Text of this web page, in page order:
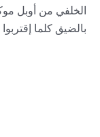
الخلفي من أوبل
بالضيق كلما